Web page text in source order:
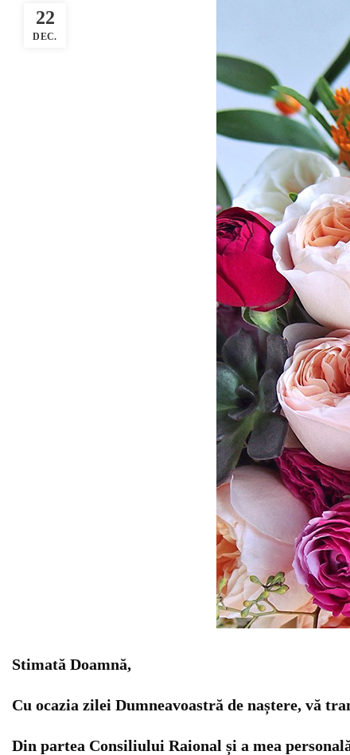
22
DEC.
Stimată Doamnă,
Cu ocazia zilei Dumneavoastră de naștere, vă
Din partea Consiliului Raional și a mea